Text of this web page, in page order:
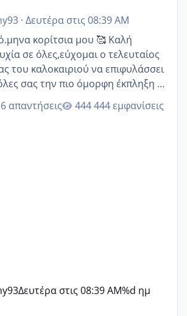
· Δευτέρα στις 08:39 AM
κορίτσια μου 🥰 Καλή
σε όλες,εύχομαι ο τελευταίος
του καλοκαιριού να επιφυλάσσει
σας την πιο όμορφη έκπληξη 🧿
@Melikara86 @Παρασκευαιδου
z @melitiniღ @Christi.D.
6 απαντήσεις 444 εμφανίσεις
Δευτέρα στις 08:39 AM%d ημ